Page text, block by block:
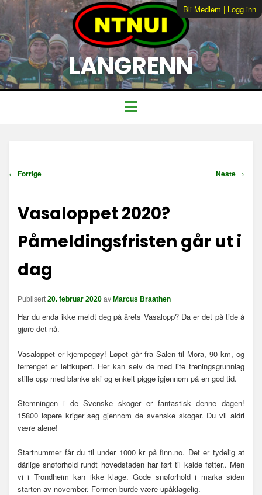
LANGRENN
Bli Medlem | Logg inn
I← Forrige Neste →
Vasaloppet 2020?
Påmeldingsfristen går ut i
dag
Publisert20. februar 2020 av Marcus Braathen
Har du enda ikke meldt deg på årets Vasalopp? Da er det på tide å
gjøre det nå.
Vasaloppet er kjempegøy! Løpet går fra Sälen til Mora, 90 km, og
terrenget er lettkupert. Her kan selv de med lite treningsgrunnlag
stille opp med blanke ski og enkelt pigge igjennom på en god tid.
Stemningen i de Svenske skoger er fantastisk denne dagen!
15800 løpere kriger seg gjennom de svenske skoger. Du vil aldri
være alene!
Startnummer får du til under 1000 kr på finn.no. Det er tydelig at
dårlige snøforhold rundt hovedstaden har ført til kalde føtter.. Men
vi i Trondheim kan ikke klage. Gode snøforhold i marka siden
starten av november. Formen burde være upåklagelig.